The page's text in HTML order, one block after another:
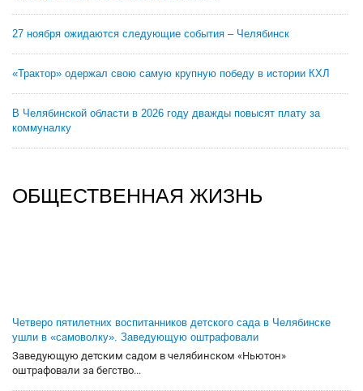
27 ноября ожидаются следующие события – Челябинск
«Трактор» одержал свою самую крупную победу в истории КХЛ
В Челябинской области в 2026 году дважды повысят плату за
коммуналку
ОБЩЕСТВЕННАЯ ЖИЗНЬ
Четверо пятилетних воспитанников детского сада в Челябинске
ушли в «самоволку». Заведующую оштрафовали
Заведующую детским садом в челябинском «Ньютон»
оштрафовали за бегство...